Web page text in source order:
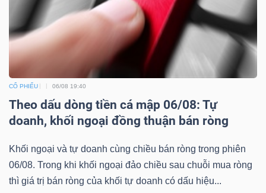
CỔ PHIẾU 06/08 19:40
Theo dấu dòng tiền cá mập 06/08: Tự
doanh, khối ngoại đồng thuận bán ròng
Khối ngoại và tự doanh cùng chiều bán ròng trong phiên
06/08. Trong khi khối ngoại đảo chiều sau chuỗi mua ròng
thì giá trị bán ròng của khối tự doanh có dấu hiệu...
Công
cụ
đầu
tư
Truyền
thông
tài